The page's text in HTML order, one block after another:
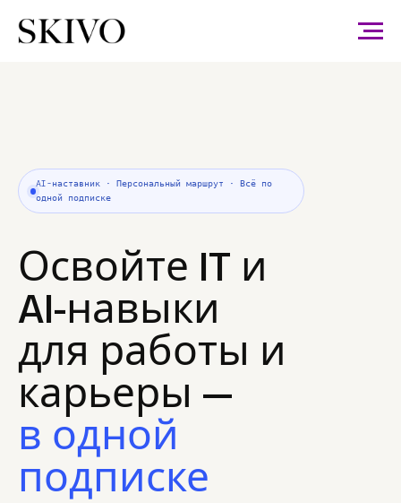
AI-наставник · Персональный маршрут · Всё по
одной подписке
Освойте IT и
AI-навыки
для работы и
карьеры —
в одной
подписке